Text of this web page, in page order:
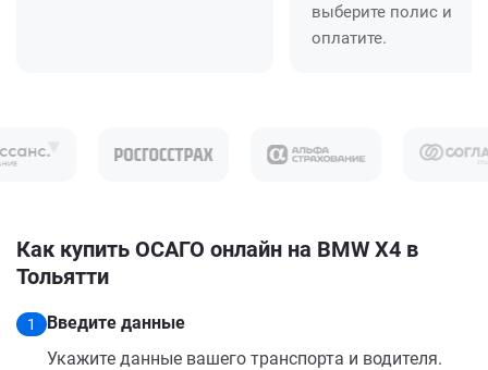
выберите полис и
оплатите.
Как купить ОСАГО онлайн на BMW X4 в
Тольятти
1
Введите данные
Укажите данные вашего транспорта и водителя.